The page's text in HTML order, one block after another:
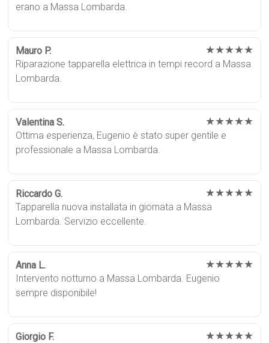
erano a Massa Lombarda.
Mauro P. ★★★★★
Riparazione tapparella elettrica in tempi record a Massa
Lombarda.
Valentina S. ★★★★★
Ottima esperienza, Eugenio è stato super gentile e
professionale a Massa Lombarda.
Riccardo G. ★★★★★
Tapparella nuova installata in giornata a Massa
Lombarda. Servizio eccellente.
Anna L. ★★★★★
Intervento notturno a Massa Lombarda. Eugenio
sempre disponibile!
Giorgio F. ★★★★★